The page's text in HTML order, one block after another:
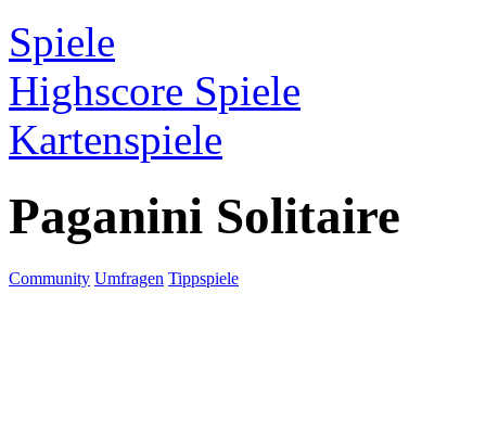
Spiele
Highscore Spiele
Kartenspiele
Paganini Solitaire
Community Umfragen Tippspiele